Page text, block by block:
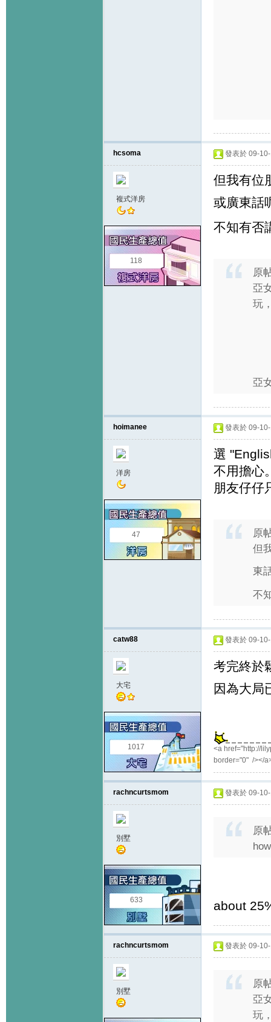
hcsoma
複式洋房
118
發表於 09-
但我有位
或廣東話
不知有否
原
亞
玩
亞
hoimanee
洋房
47
發表於 09-
選
不用擔心
朋友仔仔
原
但
東
不
catw88
大宅
1017
發表於 09-
考完終於
因為大局
<a href="http://
border="0" /></
rachncurtsmom
別墅
633
發表於 09-
原
about
rachncurtsmom
別墅
發表於 09-
原
亞
玩